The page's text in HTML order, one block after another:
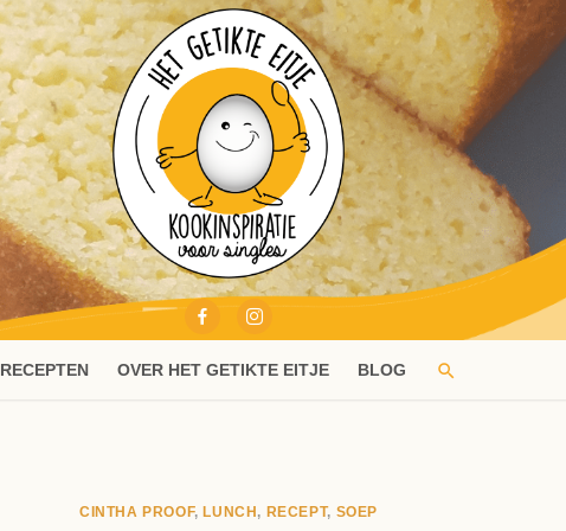
RECEPTEN OVER HET GETIKTE EITJE BLOG
CINTHA PROOF, LUNCH , RECEPT, SOEP